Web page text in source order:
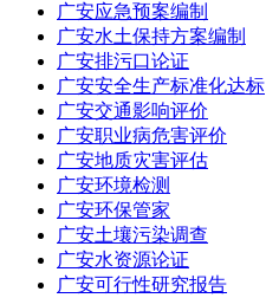
广安应急预案编制
广安水土保持方案编制
广安排污口论证
广安安全生产标准化达标
广安交通影响评价
广安职业病危害评价
广安地质灾害评估
广安环境检测
广安环保管家
广安土壤污染调查
广安水资源论证
广安可行性研究报告